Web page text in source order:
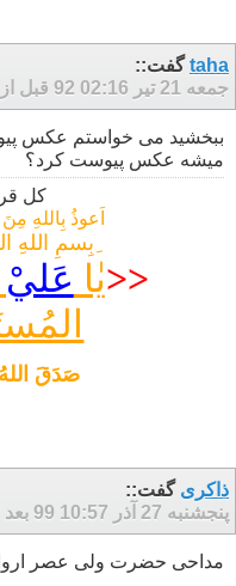
tahaگفت::
جمعه 21 تیر 92
02:16 قبل از ظهر
ببخشید می خواستم عکس
میشه عکس پیوست کرد؟
کل
اَعوذُ بِاللهِ
ِبِسمِ اللهِ
<<یٰا عَليْ
صَدَقَ
ذاکری گفت::
پنجشنبه 27 آذر 99
10:57 بعد از ظهر
مداحی حضرت ولی عصر